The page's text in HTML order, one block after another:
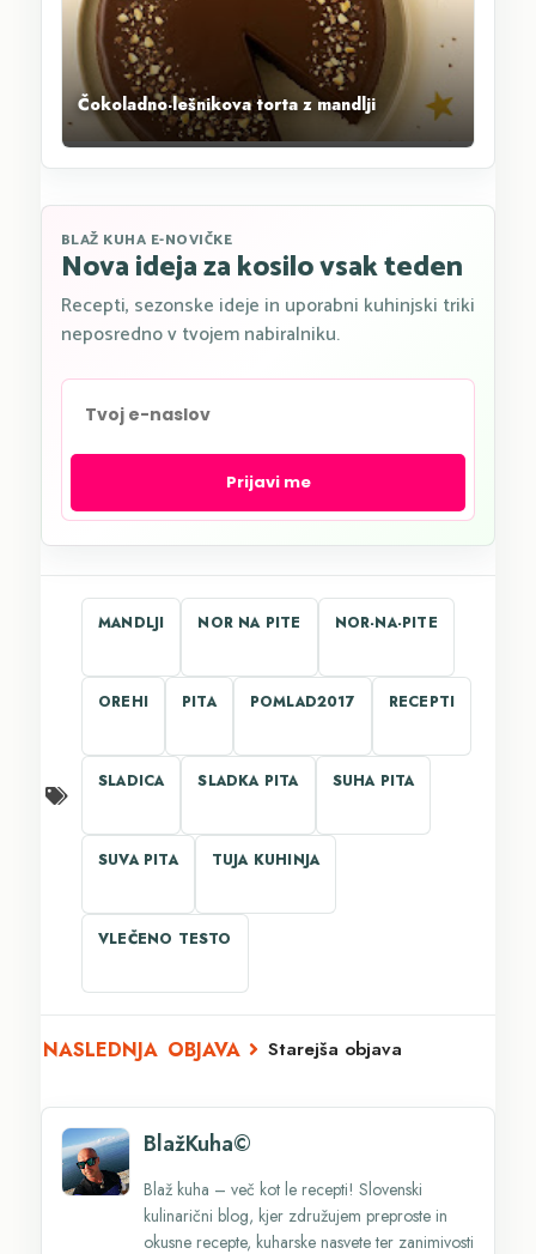
Čokoladno-lešnikova torta z mandlji
BLAŽ KUHA E-NOVIČKE
Nova ideja za kosilo vsak teden
Recepti, sezonske ideje in uporabni kuhinjski triki
neposredno v tvojem nabiralniku.
Prijavi me
MANDLJI NOR NA PITE NOR-NA-PITE
OREHI PITA POMLAD2017 RECEPTI
SLADICA SLADKA PITA SUHA PITA
SUVA PITA TUJA KUHINJA
VLEČENO TESTO
Starejša objava
BlažKuha©
Blaž kuha – več kot le recepti! Slovenski
kulinarični blog, kjer združujem preproste in
okusne recepte, kuharske nasvete ter zanimivosti